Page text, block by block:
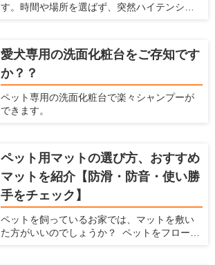
す。時間や場所を選ばず、突然ハイテンショ
への迷惑が気になりますし、鳴いたり唸った
りしながら走ると近所への迷惑も気になりま
す。何より愛犬の健康に問題ないか心配にな
ると思います。この記事では、犬が家の中を
走り回るいくつかの原因を説明するととも
に、具体的な対処法を解説します。
愛犬専用の洗面化粧台をご存知です
か？？
ペット専用の洗面化粧台で楽々シャンプーが
できます。
ペット用マットの選び方、おすすめ
マットを紹介【防滑・防音・使い勝
手をチェック】
ペットを飼っているお家では、マットを敷い
た方がいいのでしょうか？ ペットをフローリ